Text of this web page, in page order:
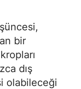
bir
dış
olabileceği